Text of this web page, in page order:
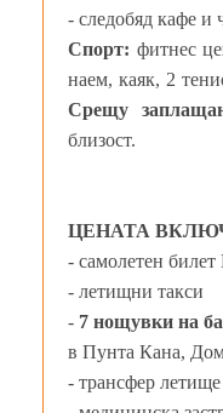
- следобяд кафе и
Спорт: фитнес
наем, каяк, 2
Срещу
близост.
ЦЕНАТА
- самолетен
- летищни такси
- 7 нощувки на
в Пунта Кана,
- трансфер